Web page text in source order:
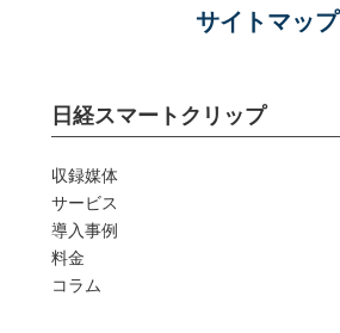
サイトマップ
日経スマートクリップ
収録媒体
サービス
導入事例
料金
コラム